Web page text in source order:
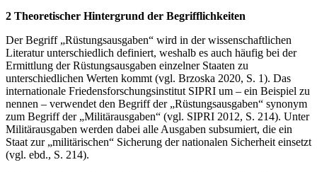
2 Theoretischer Hintergrund der Begrifflichkeiten
Der Begriff „Rüstungsausgaben“ wird in der wissenschaftlichen
Literatur unterschiedlich definiert, weshalb es auch häufig bei der
Ermittlung der Rüstungsausgaben einzelner Staaten zu
unterschiedlichen Werten kommt (vgl. Brzoska 2020, S. 1). Das
internationale Friedensforschungsinstitut SIPRI um – ein Beispiel zu
nennen – verwendet den Begriff der „Rüstungsausgaben“ synonym
zum Begriff der „Militärausgaben“ (vgl. SIPRI 2012, S. 214). Unter
Militärausgaben werden dabei alle Ausgaben subsumiert, die ein
Staat zur „militärischen“ Sicherung der nationalen Sicherheit einsetzt
(vgl. ebd., S. 214).